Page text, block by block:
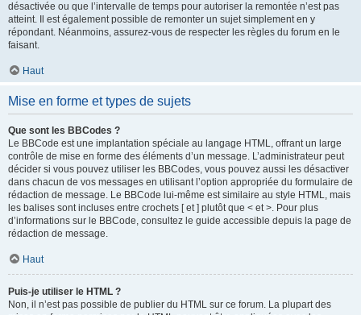
désactivée ou que l’intervalle de temps pour autoriser la remontée n’est pas
atteint. Il est également possible de remonter un sujet simplement en y
répondant. Néanmoins, assurez-vous de respecter les règles du forum en le
faisant.
Haut
Mise en forme et types de sujets
Que sont les BBCodes ?
Le BBCode est une implantation spéciale au langage HTML, offrant un large
contrôle de mise en forme des éléments d’un message. L’administrateur peut
décider si vous pouvez utiliser les BBCodes, vous pouvez aussi les désactiver
dans chacun de vos messages en utilisant l’option appropriée du formulaire de
rédaction de message. Le BBCode lui-même est similaire au style HTML, mais
les balises sont incluses entre crochets [ et ] plutôt que < et >. Pour plus
d’informations sur le BBCode, consultez le guide accessible depuis la page de
rédaction de message.
Haut
Puis-je utiliser le HTML ?
Non, il n’est pas possible de publier du HTML sur ce forum. La plupart des